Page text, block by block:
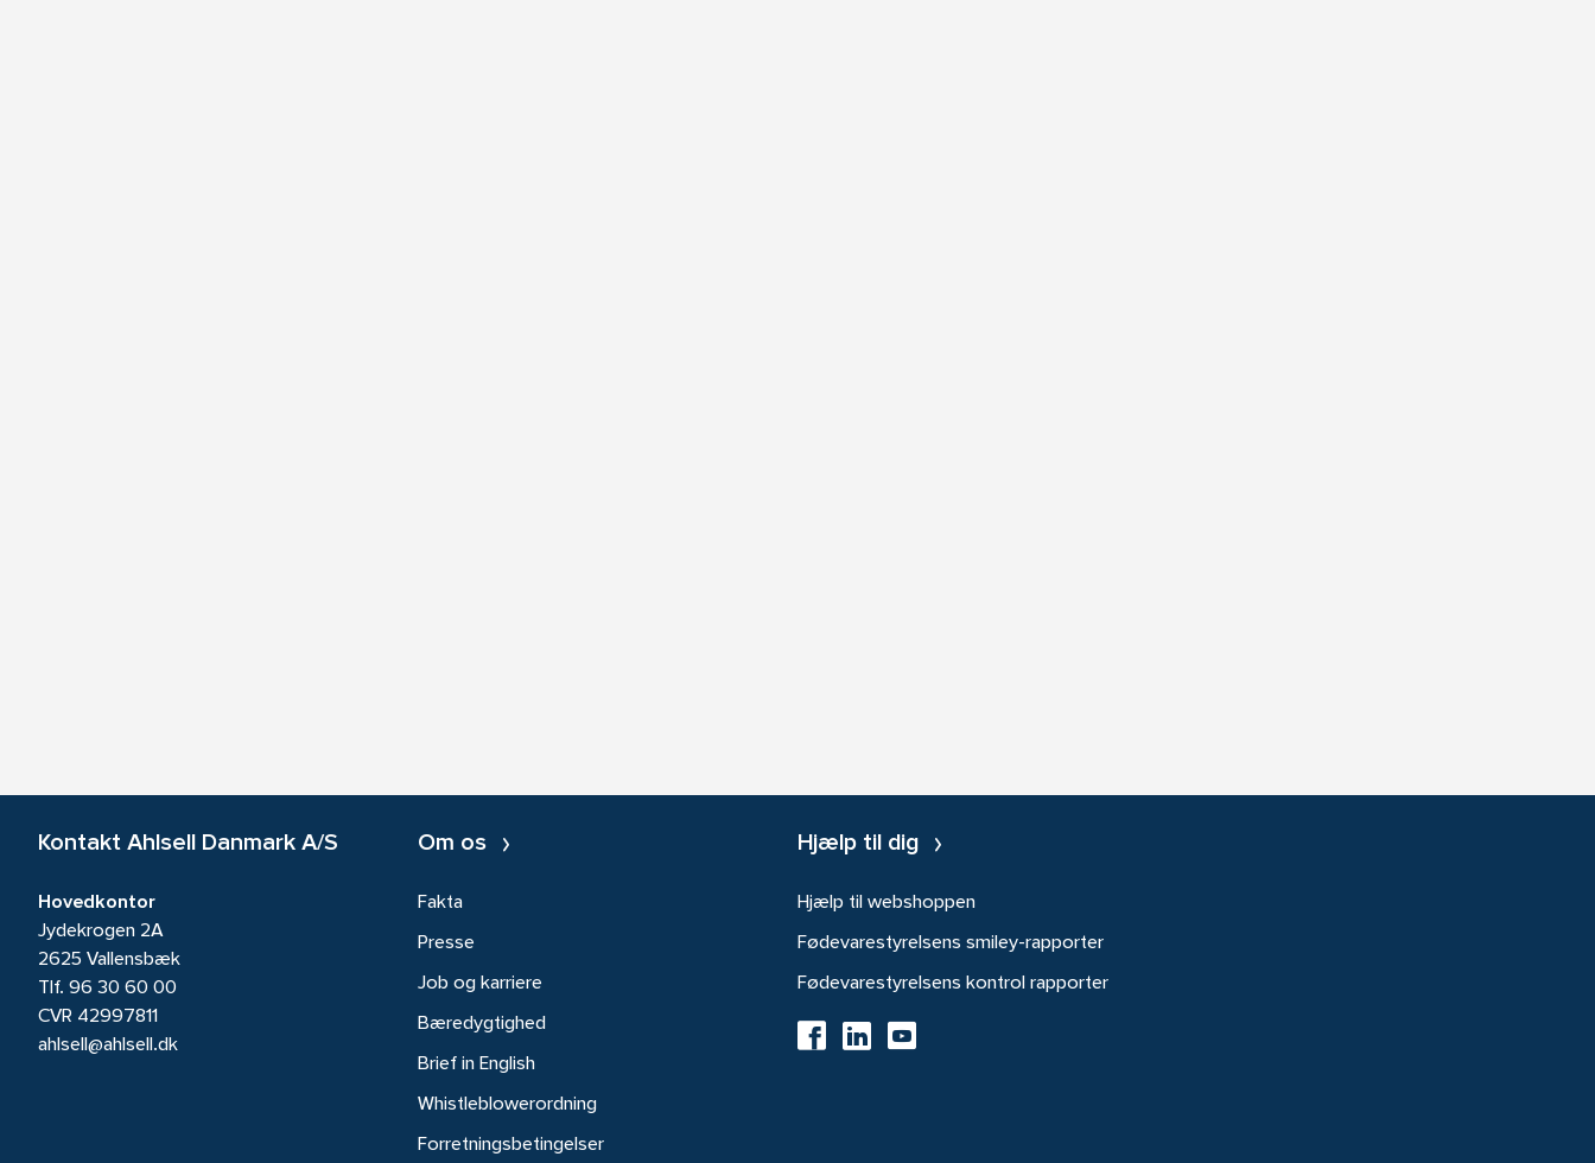
Kontakt Ahlsell Danmark A/S
Hovedkontor
Jydekrogen 2A
2625 Vallensbæk
Tlf. 96 30 60 00
CVR 42997811
ahlsell@ahlsell.dk
Om os
Fakta
Presse
Job og karriere
Bæredygtighed
Brief in English
Whistleblowerordning
Forretningsbetingelser
Hjælp til dig
Hjælp til webshoppen
Fødevarestyrelsens smiley-rapporter
Fødevarestyrelsens kontrol rapporter